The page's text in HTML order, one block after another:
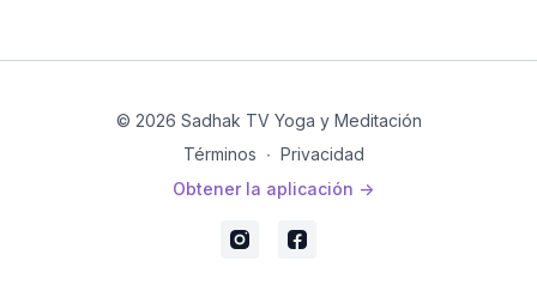
© 2026 Sadhak TV Yoga y Meditación
Términos ∙ Privacidad
Obtener la aplicación ->